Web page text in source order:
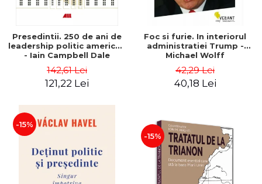
Presedintii. 250 de ani de
leadership politic american
- Iain Campbell Dale
142,61 Lei
121,22 Lei
Foc si furie. In interiorul
administratiei Trump -
Michael Wolff
42,29 Lei
40,18 Lei
-15%
-15%